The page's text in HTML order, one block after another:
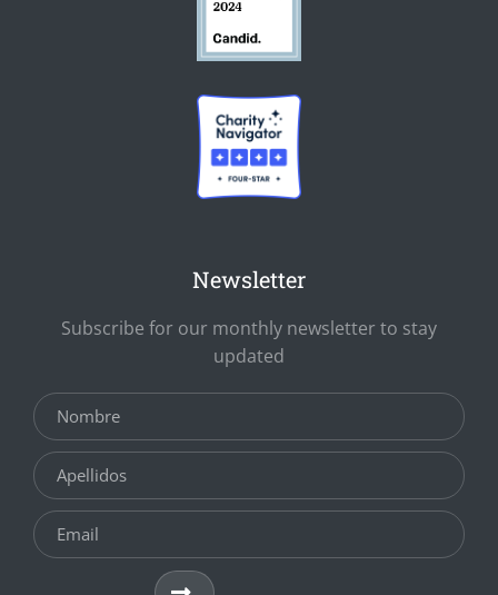
Newsletter
Subscribe for our monthly newsletter to stay
updated